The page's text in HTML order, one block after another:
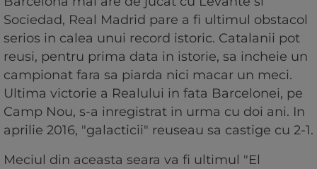
Sociedad, Real Madrid pare a fi ultimul obstacol
serios in calea unui record istoric. Catalanii pot
reusi, pentru prima data in istorie, sa incheie un
campionat fara sa piarda nici macar un meci.
Ultima victorie a Realului in fata Barcelonei, pe
Camp Nou, s-a inregistrat in urma cu doi ani. In
aprilie 2016, "galacticii" reuseau sa castige cu 2-1.
Meciul din aceasta seara va fi ultimul "El